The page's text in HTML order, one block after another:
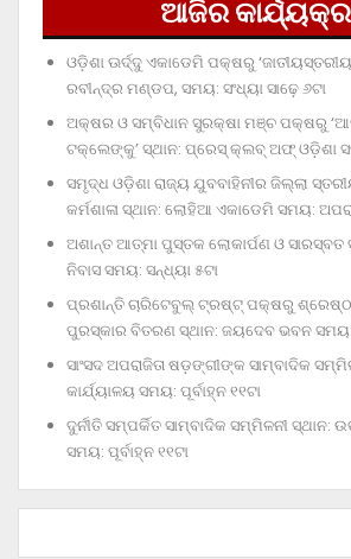
ଆଜିର
ଓଡ଼ିଶା ଊର୍ଦ୍ଦୁ ଏକାଡେମି ପକ୍ଷରୁ
ରବୀନ୍ଦ୍ର ମଣ୍ଡପ, ସମୟ: ସଂଧ୍ୟା ସାଢ଼େ ୬ଟା
ଅକ୍ଷର ଓ ସମ୍ବିଧାନ ସୁରକ୍ଷା ମଞ୍ଚ ପକ୍ଷରୁ
ଟକ୍‌ଲେଙ୍କୁ’ ସ୍ଥାନ: ପ୍ରେସ୍‌ କ୍ଲବ୍‌ ଅଫ୍‌ ଓଡ଼ିଶା
ସମୃଦ୍ଧ ଓଡ଼ିଶା ରାଜ୍ୟ ଯୁବବାହିନୀର ଜିଲ୍ଲା
କର୍ମଶାଳା ସ୍ଥାନ: ଲୋହିଆ ଏକାଡେମି ସମୟ:
ଅଶାନ୍ତ ଆତ୍ମା ପୁସ୍ତକ ଲୋକାର୍ପଣ ଓ ସାରସ୍ବତ
ନିବାସ ସମୟ: ସନ୍ଧ୍ୟା ୫ଟା
ପ୍ରଶାନ୍ତି ଚାରିଟେବୁଲ୍‌ ଟ୍ରଷ୍ଟ୍‌ ପକ୍ଷରୁ ଶ୍ରେଷ୍ଠ
ପୁରସ୍କାର ବିତରଣ ସ୍ଥାନ: ଜୟଦେବ ଭବନ ସମୟ:
ସାଂସଦ ଅପରାଜିତା ଷଡ଼ଙ୍ଗୀଙ୍କ ସାମ୍ବାଦିକ
କାର୍ଯ୍ୟାଳୟ ସମୟ: ପୂର୍ବାହ୍ନ ୧୧ଟା
ଦୁର୍ନୀତି ସମ୍ପର୍କିତ ସାମ୍ବାଦିକ ସମ୍ମିଳନୀ ସ୍ଥାନ:
ସମୟ: ପୂର୍ବାହ୍ନ ୧୧ଟା